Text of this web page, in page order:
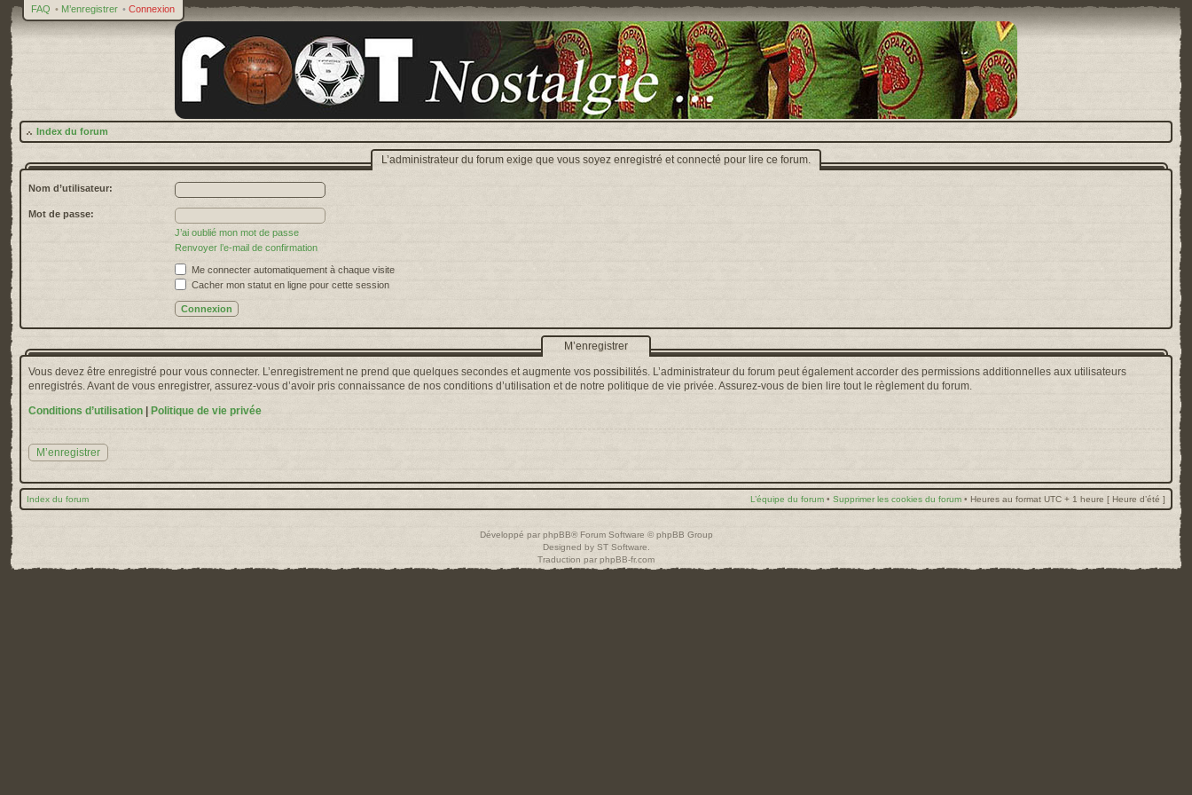
FAQ • M’enregistrer • Connexion
Index du forum
L’administrateur du forum exige que vous soyez enregistré et connecté pour lire ce forum.
Nom d’utilisateur:
Mot de passe:
J’ai oublié mon mot de passe
Renvoyer l’e-mail de confirmation
Me connecter automatiquement à chaque visite
Cacher mon statut en ligne pour cette session
M’enregistrer
Vous devez être enregistré pour vous connecter. L’enregistrement ne prend que quelques secondes et augmente vos possibilités. L’administrateur du forum peut également accorder des permissions additionnelles aux utilisateurs
enregistrés. Avant de vous enregistrer, assurez-vous d’avoir pris connaissance de nos conditions d’utilisation et de notre politique de vie privée. Assurez-vous de bien lire tout le règlement du forum.
Conditions d’utilisation
Politique de vie privée
M’enregistrer
Index du forum L’équipe du forum • Supprimer les cookies du forum • Heures au format UTC + 1 heure [ Heure d’été ]
Développé par phpBB® Forum Software © phpBB Group
Designed by ST Software
Traduction par phpBB-fr.com